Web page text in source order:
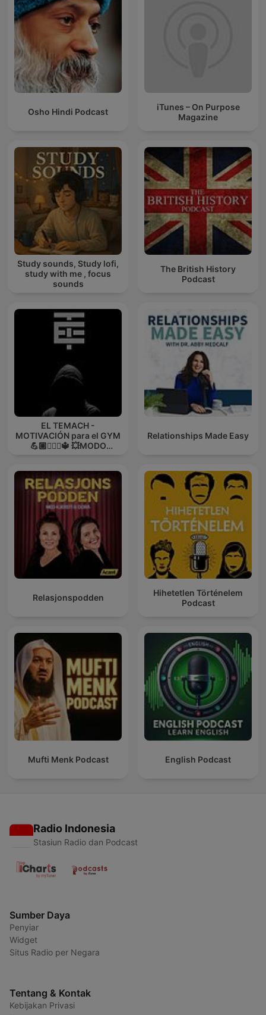
Osho Hindi Podcast
iTunes – On Purpose
Magazine
Study sounds, Study lofi,
study with me , focus
sounds
The British History
Podcast
EL TEMACH -
MOTIVACIÓN para el GYM
💪🏼🏋🏻‍♀🔱 💥MODO
Relationships Made Easy
Relasjonspodden
Hihetetlen Történelem
Podcast
Mufti Menk Podcast English Podcast
Radio Indonesia
Stasiun Radio dan Podcast
Sumber Daya
Penyiar
Widget
Situs Radio per Negara
Tentang & Kontak
Kebijakan Privasi